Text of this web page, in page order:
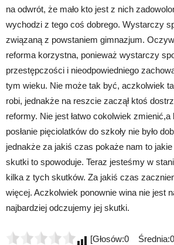
na odwrót, że mało kto jest z nich
wychodzi z tego coś dobrego. Wystarczy
związaną z powstaniem gimnazjum.
reforma korzystna, ponieważ wystarczy
przestępczości i nieodpowiedniego
tym wieku. Nie może tak być, aczkolwiek
robi, jednakże na reszcie zaczął ktoś
reformy. Nie jest łatwo cokolwiek zmienić,a
posłanie pięciolatków do szkoły nie było
jednakże za jakiś czas pokaże nam to
skutki to spowoduje. Teraz jesteśmy w
kilka z tych skutków. Za jakiś czas
więcej. Aczkolwiek ponownie wina nie jest
najbardziej odczujemy jej skutki.
[Głosów:0